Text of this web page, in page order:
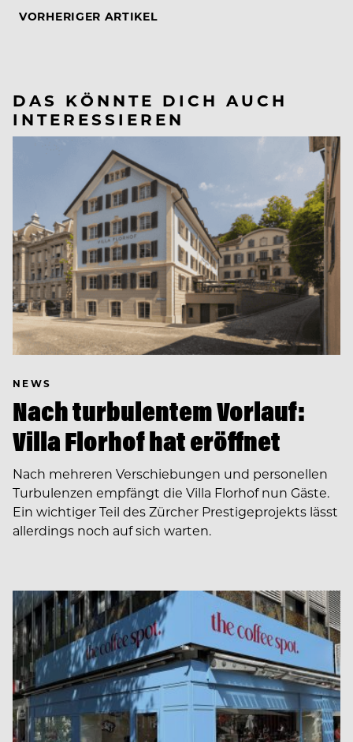
VORHERIGER ARTIKEL
DAS KÖNNTE DICH AUCH
INTERESSIEREN
NEWS
Nach turbulentem Vorlauf:
Villa Florhof hat eröffnet
Nach mehreren Verschiebungen und personellen
Turbulenzen empfängt die Villa Florhof nun Gäste.
Ein wichtiger Teil des Zürcher Prestigeprojekts lässt
allerdings noch auf sich warten.